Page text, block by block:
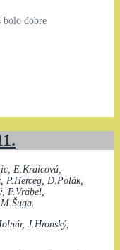
dobre
E.Kraicová,
P.Herceg, D.Polák,
P.Vrábel,
J.Hronský,